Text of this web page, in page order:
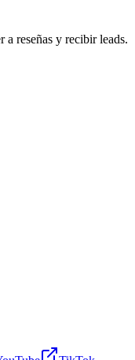
a reseñas y recibir leads.